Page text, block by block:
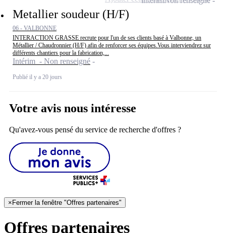
Metallier soudeur (H/F)
06 - VALBONNE
INTERACTION GRASSE recrute pour l'un de ses clients basé à Valbonne, un
Métallier / Chaudronnier (H/F) afin de renforcer ses équipes.Vous interviendrez sur
différents chantiers pour la fabrication,...
Intérim - Non renseigné
Publié il y a 20 jours
Votre avis nous intéresse
Qu'avez-vous pensé du service de recherche d'offres ?
× Fermer la fenêtre "Offres partenaires"
Offres partenaires